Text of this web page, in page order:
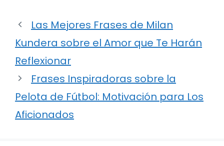
Las Mejores Frases de Milan
Kundera sobre el Amor que Te Harán
Reflexionar
Frases Inspiradoras sobre la
Pelota de Fútbol: Motivación para Los
Aficionados